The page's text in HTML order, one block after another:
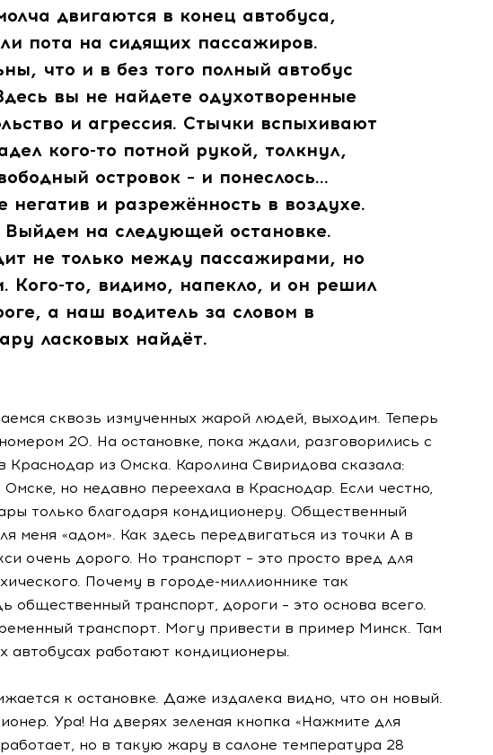
двигаются в конец автобуса,
пота на сидящих пассажиров.
что и в без того полный автобус
вы не найдете одухотворенные
и агрессия. Стычки вспыхивают
кого-то потной рукой, толкнул,
островок – и понеслось…
и разрежённость в воздухе.
Выйдем на следующей остановке.
не только между пассажирами, но
Кого-то, видимо, напекло, и он решил
а наш водитель за словом в
ласковых найдёт.
сквозь измученных жарой людей, выходим. Теперь
20. На остановке, пока ждали, разговорились с
Краснодар из Омска. Каролина Свиридова сказала:
но недавно переехала в Краснодар. Если честно,
только благодаря кондиционеру. Общественный
меня «адом». Как здесь передвигаться из точки А в
очень дорого. Но транспорт – это просто вред для
Почему в городе-миллионнике так
транспорт, дороги – это основа всего.
транспорт. Могу привести в пример Минск. Там
автобусах работают кондиционеры.
к остановке. Даже издалека видно, что он новый.
Ура! На дверях зеленая кнопка «Нажмите для
но в такую жару в салоне температура 28